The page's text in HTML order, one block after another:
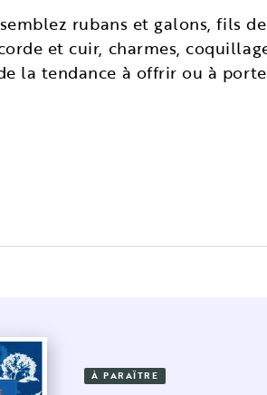
rubans et galons, fils
et cuir, charmes,
la tendance à offrir ou à
À PARAÎTRE